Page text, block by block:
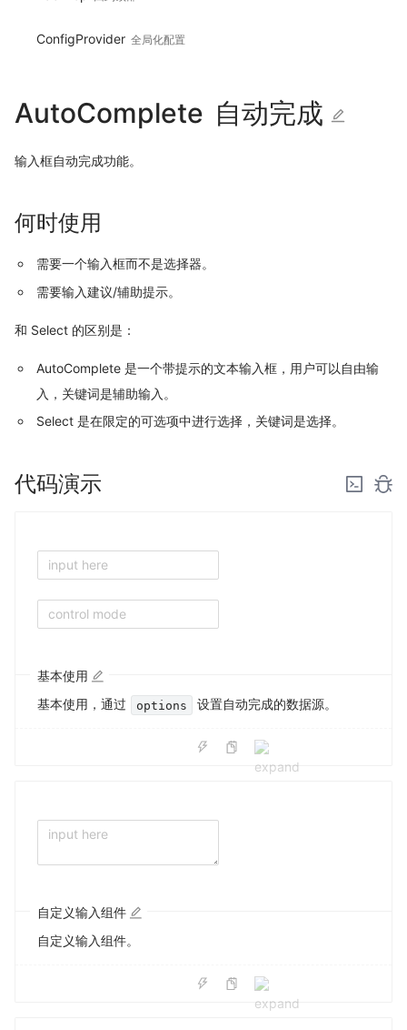
ConfigProvider 全局化配置
AutoComplete 自动完成
输入框自动完成功能。
何时使用
需要一个输入框而不是选择器。
需要输入建议/辅助提示。
和 Select 的区别是：
AutoComplete 是一个带提示的文本输入框，用户可以自由输
入，关键词是辅助输入 。
Select 是在限定的可选项中进行选择，关键词是选择。
代码演示
input here
control mode
基本使用
基本使用，通过
options 设置自动完成的数据源。
自定义输入组件
自定义输入组件。